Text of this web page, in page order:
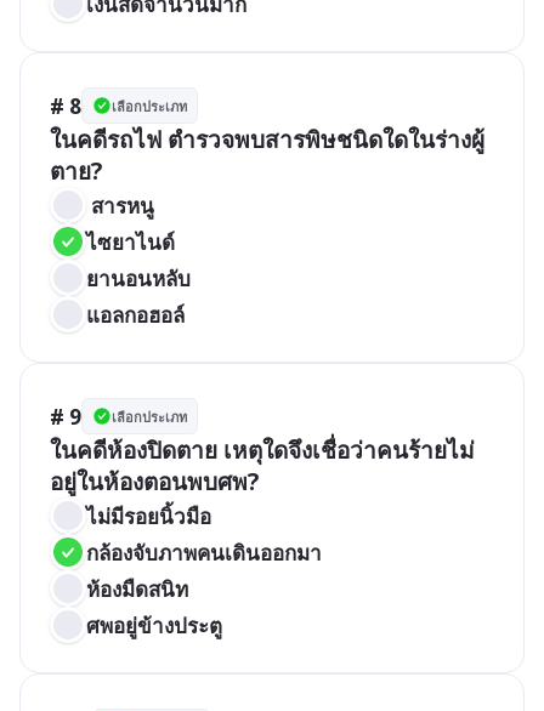
# 8 เลือกประเภท
ในคดีรถไฟ ตำรวจพบสารพิษชนิดใดในร่างผู้
ตาย?
สารหนู
ไซยาไนด์
ยานอนหลับ
แอลกอฮอล์
# 9 เลือกประเภท
ในคดีห้องปิดตาย เหตุใดจึงเชื่อว่าคนร้ายไม่
อยู่ในห้องตอนพบศพ?
ไม่มีรอยนิ้วมือ
กล้องจับภาพคนเดินออกมา
ห้องมืดสนิท
ศพอยู่ข้างประตู